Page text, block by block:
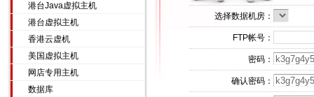
港台Java虚拟主机
港台虚拟主机
香港云虚机
美国虚拟主机
网店专用主机
数据库
选择数据机房：
FTP帐号：
密码：
确认密码：